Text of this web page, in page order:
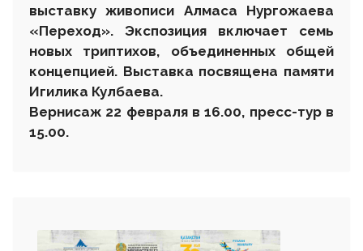
выставку живописи Алмаса Нургожаева
«Переход». Экспозиция включает семь
новых триптихов, объединенных общей
концепцией. Выставка посвящена памяти
Игилика Кулбаева.
Вернисаж 22 февраля в 16.00, пресс-тур в
15.00.